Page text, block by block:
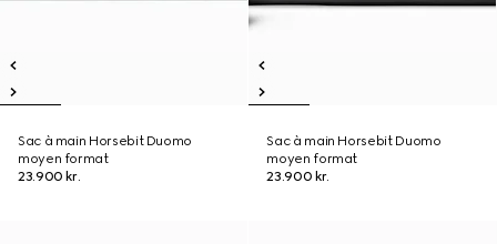
Sac à main Horsebit Duomo
moyen format
23.900 kr.
Sac à main Horsebit Duomo
moyen format
23.900 kr.